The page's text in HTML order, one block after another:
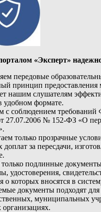
«Эксперт»
передовые
принцип предоставления
нашим слушателям
удобном формате.
с соблюдением требований
27.07.2006 № 152-ФЗ «О
только прозрачные
доплат за пересдачи,
подлинные
удостоверения,
о которых вносятся в
документы подходят для
муниципальных
организациях.